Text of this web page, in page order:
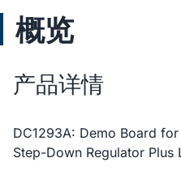
概览
产品详情
DC1293A: Demo Board
Step-Down Regulator